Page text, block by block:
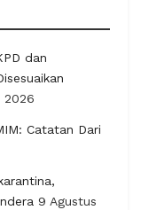
dan
2026
Catatan Dari
9 Agustus